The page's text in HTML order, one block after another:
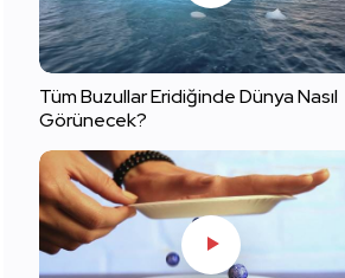
Tüm Buzullar Eridiğinde Dünya Nasıl
Görünecek?